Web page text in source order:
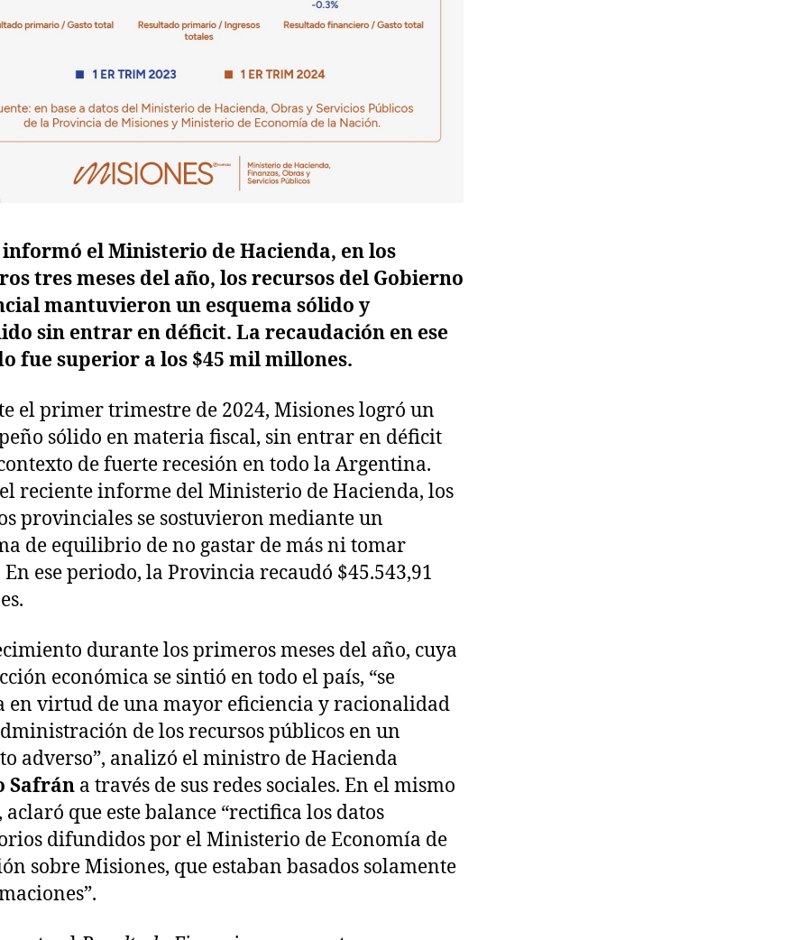
informó el Ministerio de Hacienda, en los
tres meses del año, los recursos del Gobierno
mantuvieron un esquema sólido y
sin entrar en déficit. La recaudación en ese
fue superior a los $45 mil millones.
el primer trimestre de 2024, Misiones logró un
sólido en materia fiscal, sin entrar en déficit
de fuerte recesión en todo la Argentina.
reciente informe del Ministerio de Hacienda, los
provinciales se sostuvieron mediante un
de equilibrio de no gastar de más ni tomar
En ese periodo, la Provincia recaudó $45.543,91
durante los primeros meses del año, cuya
económica se sintió en todo el país, “se
en virtud de una mayor eficiencia y racionalidad
de los recursos públicos en un
adverso”, analizó el ministro de Hacienda
Safrán a través de sus redes sociales. En el mismo
aclaró que este balance “rectifica los datos
difundidos por el Ministerio de Economía de
sobre Misiones, que estaban basados solamente